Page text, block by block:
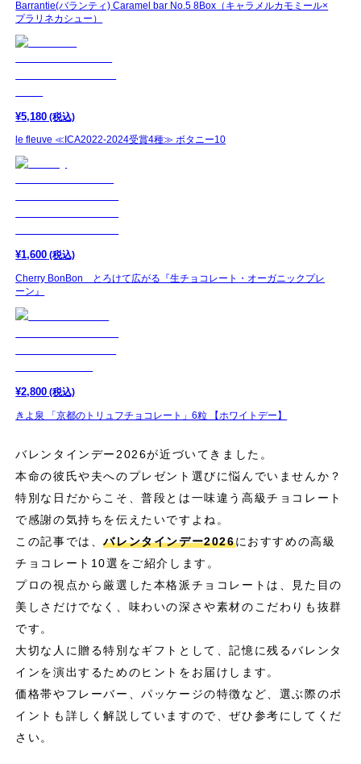
Barrantie(バランティ) Caramel bar No.5 8Box（キャラメルカモミール×
プラリネカシュー）
¥5,180 (税込)
le fleuve ≪ICA2022-2024受賞4種≫ ボタニー10
¥1,600 (税込)
Cherry BonBon とろけて広がる『生チョコレート・オーガニックプレ
ーン』
¥2,800 (税込)
きよ泉 「京都のトリュフチョコレート」6粒 【ホワイトデー】
バレンタインデー2026が近づいてきました。
本命の彼氏や夫へのプレゼント選びに悩んでいませんか？
特別な日だからこそ、普段とは一味違う高級チョコレート
で感謝の気持ちを伝えたいですよね。
この記事では、バレンタインデー2026におすすめの高級
チョコレート10選をご紹介します。
プロの視点から厳選した本格派チョコレートは、見た目の
美しさだけでなく、味わいの深さや素材のこだわりも抜群
です。
大切な人に贈る特別なギフトとして、記憶に残るバレンタ
インを演出するためのヒントをお届けします。
価格帯やフレーバー、パッケージの特徴など、選ぶ際のポ
イントも詳しく解説していますので、ぜひ参考にしてくだ
さい。